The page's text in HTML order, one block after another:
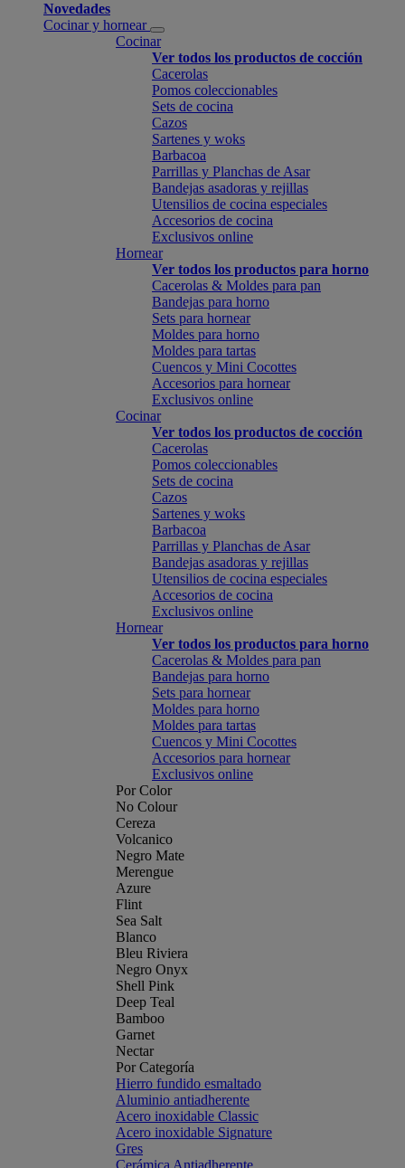
Novedades
Cocinar y hornear
Cocinar
Ver todos los productos de cocción
Cacerolas
Pomos coleccionables
Sets de cocina
Cazos
Sartenes y woks
Barbacoa
Parrillas y Planchas de Asar
Bandejas asadoras y rejillas
Utensilios de cocina especiales
Accesorios de cocina
Exclusivos online
Hornear
Ver todos los productos para horno
Cacerolas & Moldes para pan
Bandejas para horno
Sets para hornear
Moldes para horno
Moldes para tartas
Cuencos y Mini Cocottes
Accesorios para hornear
Exclusivos online
Cocinar
Ver todos los productos de cocción
Cacerolas
Pomos coleccionables
Sets de cocina
Cazos
Sartenes y woks
Barbacoa
Parrillas y Planchas de Asar
Bandejas asadoras y rejillas
Utensilios de cocina especiales
Accesorios de cocina
Exclusivos online
Hornear
Ver todos los productos para horno
Cacerolas & Moldes para pan
Bandejas para horno
Sets para hornear
Moldes para horno
Moldes para tartas
Cuencos y Mini Cocottes
Accesorios para hornear
Exclusivos online
Por Color
No Colour
Cereza
Volcanico
Negro Mate
Merengue
Azure
Flint
Sea Salt
Blanco
Bleu Riviera
Negro Onyx
Shell Pink
Deep Teal
Bamboo
Garnet
Nectar
Por Categoría
Hierro fundido esmaltado
Aluminio antiadherente
Acero inoxidable Classic
Acero inoxidable Signature
Gres
Cerámica Antiadherente